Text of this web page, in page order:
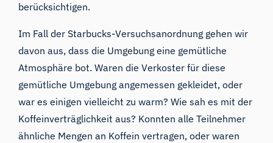
berücksichtigen.
Im Fall der Starbucks-Versuchsanordnung gehen wir
davon aus, dass die Umgebung eine gemütliche
Atmosphäre bot. Waren die Verkoster für diese
gemütliche Umgebung angemessen gekleidet, oder
war es einigen vielleicht zu warm? Wie sah es mit der
Koffeinverträglichkeit aus? Konnten alle Teilnehmer
ähnliche Mengen an Koffein vertragen, oder waren